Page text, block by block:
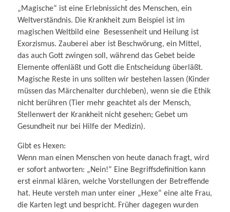
„Magische“ ist eine Erlebnissicht des Menschen, ein
Weltverständnis. Die Krankheit zum Beispiel ist im
magischen Weltbild eine Besessenheit und Heilung ist
Exorzismus. Zauberei aber ist Beschwörung, ein Mittel,
das auch Gott zwingen soll, während das Gebet beide
Elemente offenläßt und Gott die Entscheidung überläßt.
Magische Reste in uns sollten wir bestehen lassen (Kinder
müssen das Märchenalter durchleben), wenn sie die Ethik
nicht berühren (Tier mehr geachtet als der Mensch,
Stellenwert der Krankheit nicht gesehen; Gebet um
Gesundheit nur bei Hilfe der Medizin).
Gibt es Hexen:
Wenn man einen Menschen von heute danach fragt, wird
er sofort antworten: „Nein!“ Eine Begriffsdefinition kann
erst einmal klären, welche Vorstellungen der Betreffende
hat. Heute versteh man unter einer „Hexe“ eine alte Frau,
die Karten legt und bespricht. Früher dagegen wurden